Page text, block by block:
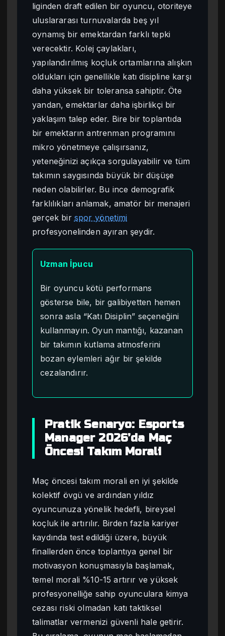
liginden draft edilen bir oyuncu, otoriteye
uluslararası turnuvalarda beş yıl
oynamış bir emektardan farklı tepki
verecektir. Kolej çaylakları,
yapılandırılmış koçluk ortamlarına alışkın
oldukları için genellikle katı disipline karşı
daha yüksek bir toleransa sahiptir. Öte
yandan, emektarlar daha işbirlikçi bir
yaklaşım talep eder. Bire bir toplantıda
bir emektarın antrenman programını
mikro yönetmeye çalışırsanız,
yeteneğinizi açıkça sorgulayabilir ve tüm
takımın saygısında büyük bir düşüşe
neden olabilirler. Bu ince demografik
farklılıkları anlamak, amatör bir menajeri
gerçek bir spor yönetimi
profesyonelinden ayıran şeydir.
Uzman İpucu
Bir oyuncu kötü performans
gösterse bile, bir galibiyetten hemen
sonra asla “Katı Disiplin” seçeneğini
kullanmayın. Oyun mantığı, kazanan
bir takımın kutlama atmosferini
bozan eylemleri ağır bir şekilde
cezalandırır.
Pratik Senaryo: Esports
Manager 2026’da Maç
Öncesi Takım Morali
Maç öncesi takım morali en iyi şekilde
kolektif övgü ve ardından yıldız
oyuncunuza yönelik hedefli, bireysel
koçluk ile artırılır. Birden fazla kariyer
kaydında test edildiği üzere, büyük
finallerden önce toplantıya genel bir
motivasyon konuşmasıyla başlamak,
temel morali %10-15 artırır ve yüksek
profesyonelliğe sahip oyunculara kimya
cezası riski olmadan katı taktiksel
talimatlar vermenizi güvenli hale getirir.